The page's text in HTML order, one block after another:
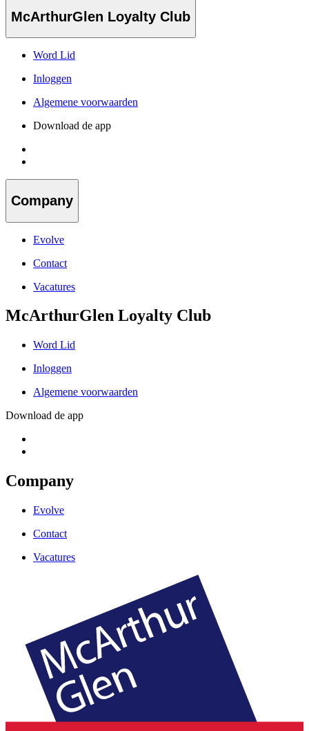
McArthurGlen Loyalty Club
Word Lid
Inloggen
Algemene voorwaarden
Download de app
Company
Evolve
Contact
Vacatures
McArthurGlen Loyalty Club
Word Lid
Inloggen
Algemene voorwaarden
Download de app
Company
Evolve
Contact
Vacatures